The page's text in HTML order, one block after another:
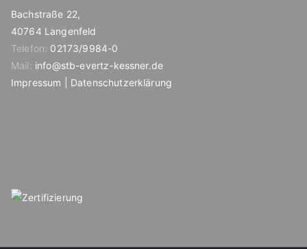
Bachstraße 22,
40764 Langenfeld
Telefon: 02173/9984-0
Mail: info@stb-evertz-kessner.de
Impressum
Datenschutzerklärung